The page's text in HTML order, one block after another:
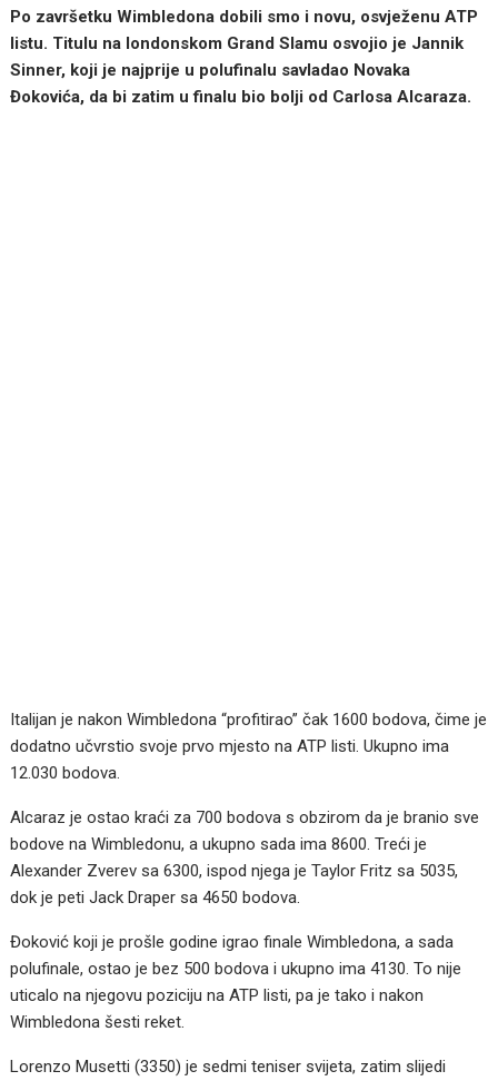
Po završetku Wimbledona dobili smo i novu, osvježenu ATP
listu. Titulu na londonskom Grand Slamu osvojio je Jannik
Sinner, koji je najprije u polufinalu savladao Novaka
Đokovića, da bi zatim u finalu bio bolji od Carlosa Alcaraza.
Italijan je nakon Wimbledona “profitirao” čak 1600 bodova, čime je
dodatno učvrstio svoje prvo mjesto na ATP listi. Ukupno ima
12.030 bodova.
Alcaraz je ostao kraći za 700 bodova s obzirom da je branio sve
bodove na Wimbledonu, a ukupno sada ima 8600. Treći je
Alexander Zverev sa 6300, ispod njega je Taylor Fritz sa 5035,
dok je peti Jack Draper sa 4650 bodova.
Đoković koji je prošle godine igrao finale Wimbledona, a sada
polufinale, ostao je bez 500 bodova i ukupno ima 4130. To nije
uticalo na njegovu poziciju na ATP listi, pa je tako i nakon
Wimbledona šesti reket.
Lorenzo Musetti (3350) je sedmi teniser svijeta, zatim slijedi